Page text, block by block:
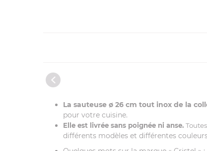
La sauteuse ø 26 cm tout inox de la
pour votre cuisine.
Elle est livrée sans poignée ni anse.
différents modèles et différentes